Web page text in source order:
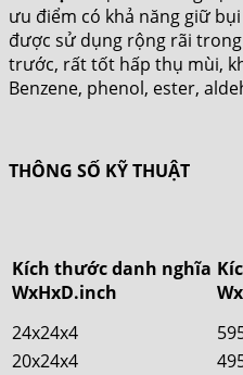
ưu điểm có khả năng giữ
được sử dụng rộng rãi
trước, rất tốt hấp thụ mùi,
Benzene, phenol, ester,
THÔNG SỐ KỸ THUẬT
Kích thước danh nghĩa
WxHxD.inch
24x24x4
20x24x4